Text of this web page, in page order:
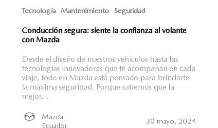
Tecnología Mantenimiento Seguridad
Conducción segura: siente la confianza al volante
con Mazda
Desde el diseño de nuestros vehículos hasta las
tecnologías innovadoras que te acompañan en cada
viaje, todo en Mazda está pensado para brindarte
la máxima seguridad. Porque sabemos que la
mejor...
Mazda
Ecuador
30 mayo, 2024